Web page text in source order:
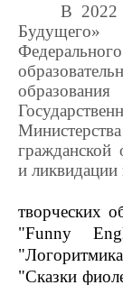
В
и ликвидации
В
творческих
"Funny
"Сказки